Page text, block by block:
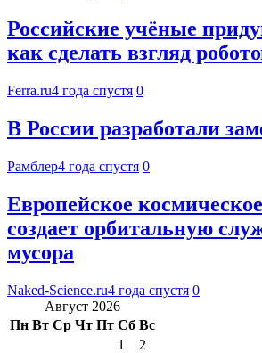
Российские учёные
как сделать взгляд
Ferra.ru4 года спустя 0
В России разработали
Рамблер4 года спустя 0
Европейское
создает орбитальную
мусора
Naked-Science.ru4 года спустя 0
Август 2026
Пн Вт Ср Чт Пт Сб Вс
1
2